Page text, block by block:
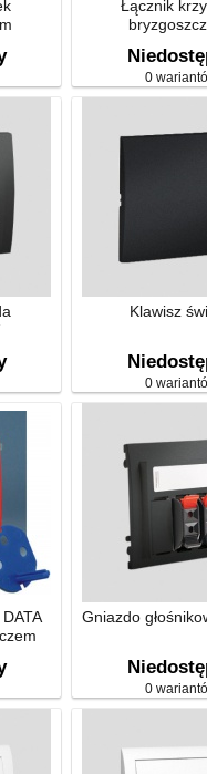
Łącznik
0
Klawisz
0
Gniazdo
0